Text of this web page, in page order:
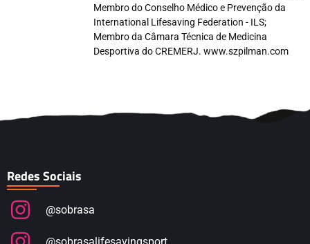
Membro do Conselho Médico e Prevenção da
International Lifesaving Federation - ILS;
Membro da Câmara Técnica de Medicina
Desportiva do CREMERJ. www.szpilman.com
Redes Sociais
@sobrasa